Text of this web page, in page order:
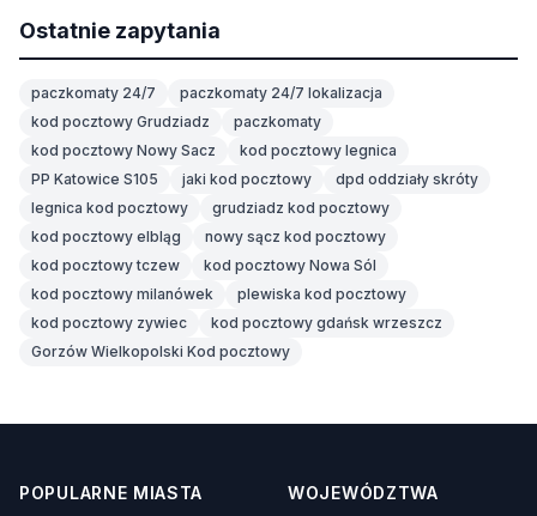
Ostatnie zapytania
paczkomaty 24/7
paczkomaty 24/7 lokalizacja
kod pocztowy Grudziadz
paczkomaty
kod pocztowy Nowy Sacz
kod pocztowy legnica
PP Katowice S105
jaki kod pocztowy
dpd oddziały skróty
legnica kod pocztowy
grudziadz kod pocztowy
kod pocztowy elbląg
nowy sącz kod pocztowy
kod pocztowy tczew
kod pocztowy Nowa Sól
kod pocztowy milanówek
plewiska kod pocztowy
kod pocztowy zywiec
kod pocztowy gdańsk wrzeszcz
Gorzów Wielkopolski Kod pocztowy
POPULARNE MIASTA WOJEWÓDZTWA